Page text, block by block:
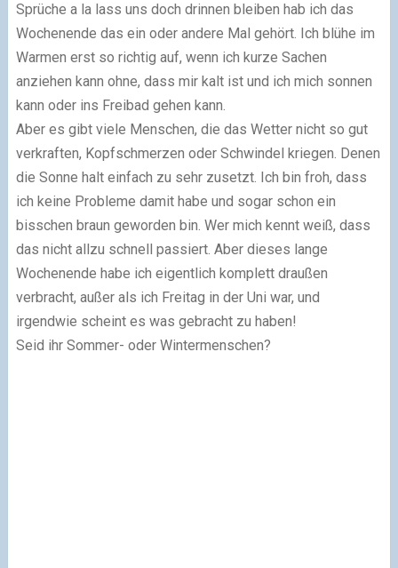
Sprüche a la lass uns doch drinnen bleiben hab ich das
Wochenende das ein oder andere Mal gehört. Ich blühe im
Warmen erst so richtig auf, wenn ich kurze Sachen
anziehen kann ohne, dass mir kalt ist und ich mich sonnen
kann oder ins Freibad gehen kann.
Aber es gibt viele Menschen, die das Wetter nicht so gut
verkraften, Kopfschmerzen oder Schwindel kriegen. Denen
die Sonne halt einfach zu sehr zusetzt. Ich bin froh, dass
ich keine Probleme damit habe und sogar schon ein
bisschen braun geworden bin. Wer mich kennt weiß, dass
das nicht allzu schnell passiert. Aber dieses lange
Wochenende habe ich eigentlich komplett draußen
verbracht, außer als ich Freitag in der Uni war, und
irgendwie scheint es was gebracht zu haben!
Seid ihr Sommer- oder Wintermenschen?